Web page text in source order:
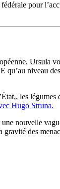
pour
Ursula
qu’au niveau
les légumes
Hugo Struna.
nouvelle
des